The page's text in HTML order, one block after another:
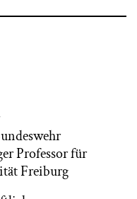
Professor für
Freiburg